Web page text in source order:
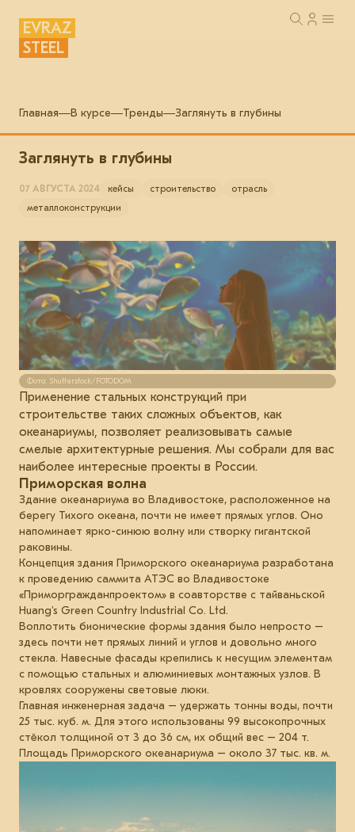
EVRAZ
STEEL
Главная В курсе Тренды Заглянуть в глубины
Заглянуть в глубины
07 АВГУСТА 2024 кейсы строительство
отрасль
металлоконструкции
Фото: Shutterstock/FOTODOM
Применение стальных конструкций при
строительстве таких сложных объектов, как
океанариумы, позволяет реализовывать самые
смелые архитектурные решения. Мы собрали для вас
наиболее интересные проекты в России.
Приморская волна
Здание океанариума во Владивостоке, расположенное на
берегу Тихого океана, почти не имеет прямых углов. Оно
напоминает ярко-синюю волну или створку гигантской
раковины.
Концепция здания Приморского океанариума разработана
к проведению саммита АТЭС во Владивостоке
«Приморгражданпроектом» в соавторстве с тайваньской
Huang's Green Country Industrial Co. Ltd.
Воплотить бионические формы здания было непросто –
здесь почти нет прямых линий и углов и довольно много
стекла. Навесные фасады крепились к несущим элементам
с помощью стальных и алюминиевых монтажных узлов. В
кровлях сооружены световые люки.
Главная инженерная задача – удержать тонны воды, почти
25 тыс. куб. м. Для этого использованы 99 высокопрочных
стёкол толщиной от 3 до 36 см, их общий вес – 204 т.
Площадь Приморского океанариума – около 37 тыс. кв. м.